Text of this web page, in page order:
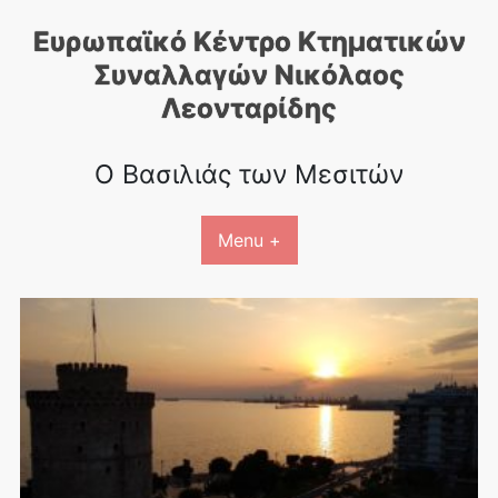
Ευρωπαϊκό Κέντρο Κτηματικών
Συναλλαγών Nικόλαος
Λεονταρίδης
Ο Βασιλιάς των Μεσιτών
Menu +